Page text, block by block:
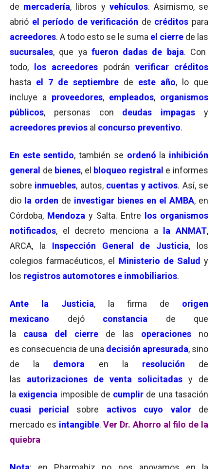
de mercadería, libros y vehículos. Asimismo, se
abrió el período de verificación de créditos para
acreedores. A todo esto se le suma el cierre de las
sucursales, que ya fueron dadas de baja. Con
todo, los acreedores podrán verificar créditos
hasta el 7 de septiembre de este año, lo que
incluye a proveedores, empleados, organismos
públicos, personas con deudas impagas y
acreedores previos al concurso preventivo.
En este sentido, también se ordenó la inhibición
general de bienes, el bloqueo registral e informes
sobre inmuebles, autos,cuentas y activos. Así, se
dio la orden de investigar bienes en el AMBA, en
Córdoba, Mendoza y Salta. Entre los organismos
notificados, el decreto menciona a la ANMAT,
ARCA, la Inspección General de Justicia, los
colegios farmacéuticos, el Ministerio de Salud y
los registros automotores e inmobiliarios.
Ante la Justicia, la firma de origen
mexicano dejó constancia
de que
la causa del cierre de las operaciones no
es consecuencia de una decisión apresurada, sino
de la demora en la resolución de
las autorizaciones de venta solicitadas y de
la exigencia imposible de cumplir de una tasación
cuasi pericial
sobre activos cuyo valor de
mercado es intangible.Ver Dr. Ahorro al filo de la
quiebra